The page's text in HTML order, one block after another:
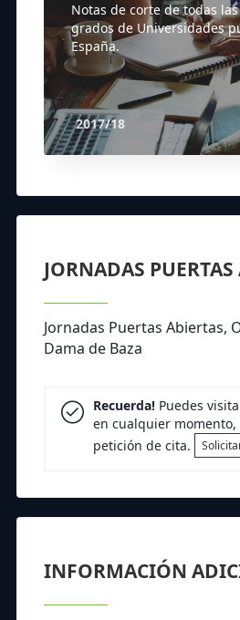
Notas de corte de todas
grados de Universidades
España.
2017/18
JORNADAS PUERTAS
Jornadas Puertas Abiertas,
Dama de Baza
Recuerda!Puedes
en cualquier momento,
petición de cita.
INFORMACIÓN